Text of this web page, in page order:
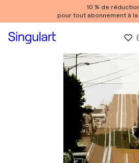
10 % de
pour tout abonnement à
(